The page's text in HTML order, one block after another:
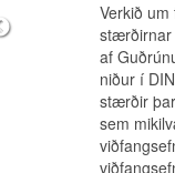
Verkið
stærðirnar
af
niður í
stærðir
sem
annað í,
DIN
1980
Verkið